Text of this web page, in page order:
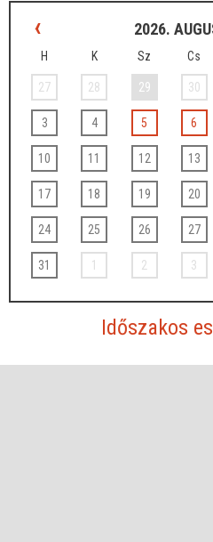
‹ 2026.
H K Sz Cs
27 28 29 30
3 4 5 6
10 11 12 13
17 18 19 20
24 25 26 27
31 1 2 3
Időszakos